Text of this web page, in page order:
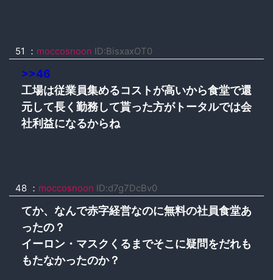
51 ： moccosnoon ID:BisxaxOT0
>>46
工場は従業員集めるコストが高いから食堂で還
元して長く勤務して貰った方がトータルでは会
社利益になるからね
48 ： moccosnoon ID:d7g7DcBv0
てか、なんで赤字経営なのに無料の社員食堂あ
ったの？
イーロン・マスクくるまでそこに疑問をだれも
もたなかったのか？